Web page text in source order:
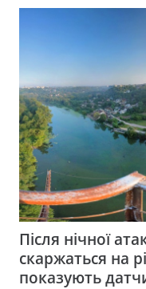
Після нічної
скаржаться на
показують